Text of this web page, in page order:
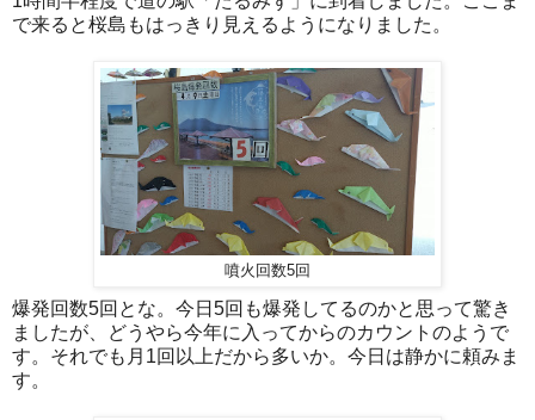
で来ると桜島もはっきり見えるようになりました。
噴火回数5回
爆発回数5回とな。今日5回も爆発してるのかと思って驚き
ましたが、どうやら今年に入ってからのカウントのようで
す。それでも月1回以上だから多いか。今日は静かに頼みま
す。